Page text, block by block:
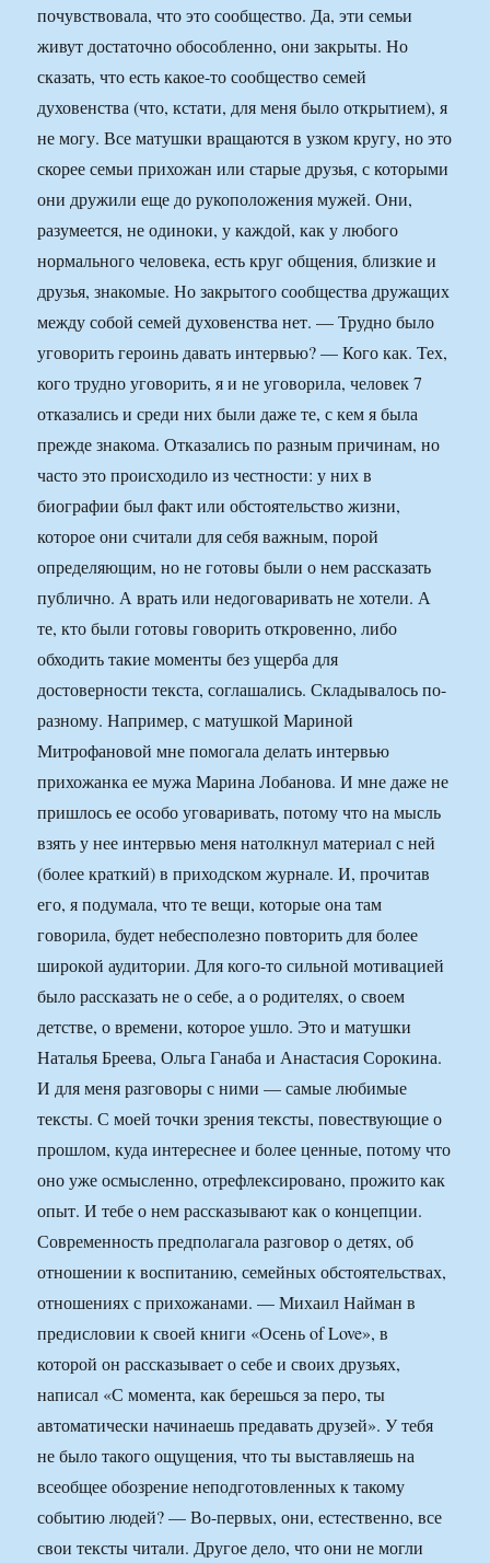
почувствовала, что это сообщество. Да, эти семьи
живут достаточно обособленно, они закрыты. Но
сказать, что есть какое-то сообщество семей
духовенства (что, кстати, для меня было открытием), я
не могу. Все матушки вращаются в узком кругу, но это
скорее семьи прихожан или старые друзья, с которыми
они дружили еще до рукоположения мужей. Они,
разумеется, не одиноки, у каждой, как у любого
нормального человека, есть круг общения, близкие и
друзья, знакомые. Но закрытого сообщества дружащих
между собой семей духовенства нет. — Трудно было
уговорить героинь давать интервью? — Кого как. Тех,
кого трудно уговорить, я и не уговорила, человек 7
отказались и среди них были даже те, с кем я была
прежде знакома. Отказались по разным причинам, но
часто это происходило из честности: у них в
биографии был факт или обстоятельство жизни,
которое они считали для себя важным, порой
определяющим, но не готовы были о нем рассказать
публично. А врать или недоговаривать не хотели. А
те, кто были готовы говорить откровенно, либо
обходить такие моменты без ущерба для
достоверности текста, соглашались. Складывалось по-
разному. Например, с матушкой Мариной
Митрофановой мне помогала делать интервью
прихожанка ее мужа Марина Лобанова. И мне даже не
пришлось ее особо уговаривать, потому что на мысль
взять у нее интервью меня натолкнул материал с ней
(более краткий) в приходском журнале. И, прочитав
его, я подумала, что те вещи, которые она там
говорила, будет небесполезно повторить для более
широкой аудитории. Для кого-то сильной мотивацией
было рассказать не о себе, а о родителях, о своем
детстве, о времени, которое ушло. Это и матушки
Наталья Бреева, Ольга Ганаба и Анастасия Сорокина.
И для меня разговоры с ними — самые любимые
тексты. С моей точки зрения тексты, повествующие о
прошлом, куда интереснее и более ценные, потому что
оно уже осмысленно, отрефлексировано, прожито как
опыт. И тебе о нем рассказывают как о концепции.
Современность предполагала разговор о детях, об
отношении к воспитанию, семейных обстоятельствах,
отношениях с прихожанами. — Михаил Найман в
предисловии к своей книги «Осень of Love», в
которой он рассказывает о себе и своих друзьях,
написал «С момента, как берешься за перо, ты
автоматически начинаешь предавать друзей». У тебя
не было такого ощущения, что ты выставляешь на
всеобщее обозрение неподготовленных к такому
событию людей? — Во-первых, они, естественно, все
свои тексты читали. Другое дело, что они не могли